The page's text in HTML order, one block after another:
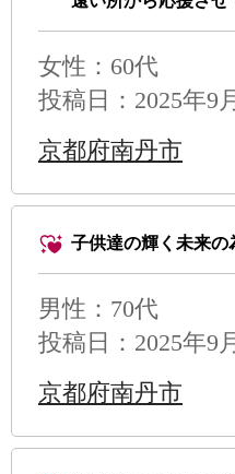
女性：60代
投稿日：2025年9
京都府南丹市
子供達の輝く未来の
男性 ：70代
投稿日：2025年9
京都府南丹市